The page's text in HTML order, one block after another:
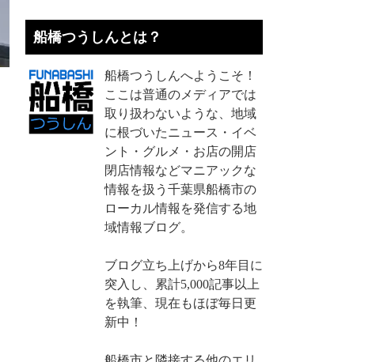
船橋つうしんとは？
船橋つうしんへようこそ！
ここは普通のメディアでは
取り扱わないような、地域
に根づいたニュース・イベ
ント・グルメ・お店の開店
閉店情報などマニアックな
情報を扱う千葉県船橋市の
ローカル情報を発信する地
域情報ブログ。
ブログ立ち上げから8年目に
突入し、累計5,000記事以上
を執筆、現在もほぼ毎日更
新中！